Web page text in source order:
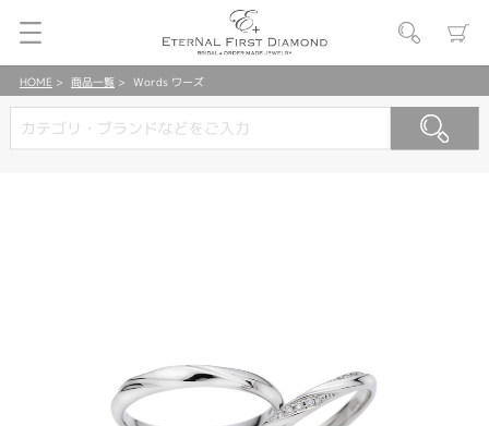
HOME 商品一覧 Words ワーズ